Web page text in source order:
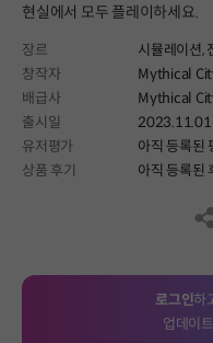
현실에서 모두 플레이하세요.
장르 시뮬레이션,
창작자
Mythical
배급사
Mythical
출시일
2023.11.01
유저평가
아직 등록된
상품 후기
아직 등록된
로그인하
업데이